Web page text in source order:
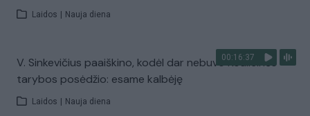
Laidos Nauja diena
00:16:37
V. Sinkevičius paaiškino, kodėl dar nebuvo Koalicinės
tarybos posėdžio: esame kalbėję
Laidos Nauja diena